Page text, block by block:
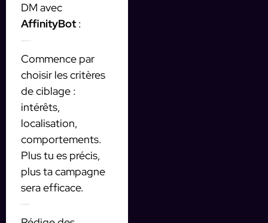
DM avec
AffinityBot :
Commence par
choisir les critères
de ciblage :
intérêts,
localisation,
comportements.
Plus tu es précis,
plus ta campagne
sera efficace.